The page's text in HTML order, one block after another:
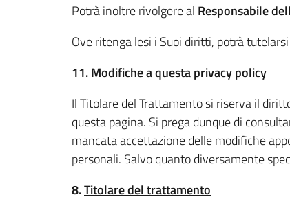
Potrà inoltre rivolgere al Responsabile
Ove ritenga lesi i Suoi diritti, potrà
11.Modifiche a questa privacy policy
Il Titolare del Trattamento si riserva il
questa pagina. Si prega dunque di
mancata accettazione delle modifiche
personali. Salvo quanto diversamente
8.Titolare del trattamento